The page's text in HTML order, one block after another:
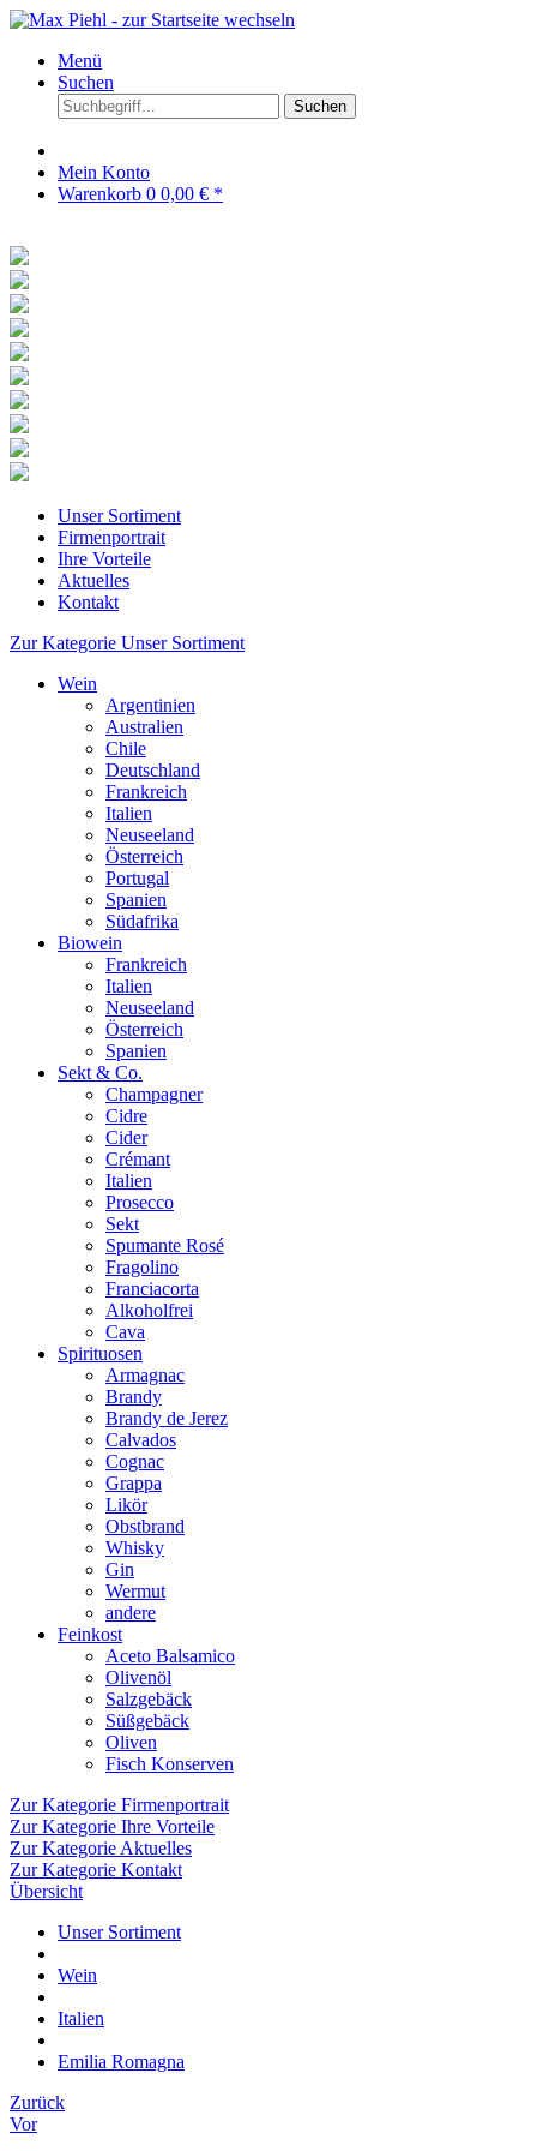
Menü
Suchen
Suchen
Mein Konto
Warenkorb 0 0,00 € *
Unser Sortiment
Firmenportrait
Ihre Vorteile
Aktuelles
Kontakt
Zur Kategorie Unser Sortiment
Wein
Argentinien
Australien
Chile
Deutschland
Frankreich
Italien
Neuseeland
Österreich
Portugal
Spanien
Südafrika
Biowein
Frankreich
Italien
Neuseeland
Österreich
Spanien
Sekt & Co.
Champagner
Cidre
Cider
Crémant
Italien
Prosecco
Sekt
Spumante Rosé
Fragolino
Franciacorta
Alkoholfrei
Cava
Spirituosen
Armagnac
Brandy
Brandy de Jerez
Calvados
Cognac
Grappa
Likör
Obstbrand
Whisky
Gin
Wermut
andere
Feinkost
Aceto Balsamico
Olivenöl
Salzgebäck
Süßgebäck
Oliven
Fisch Konserven
Zur Kategorie Firmenportrait
Zur Kategorie Ihre Vorteile
Zur Kategorie Aktuelles
Zur Kategorie Kontakt
Übersicht
Unser Sortiment
Wein
Italien
Emilia Romagna
Zurück
Vor